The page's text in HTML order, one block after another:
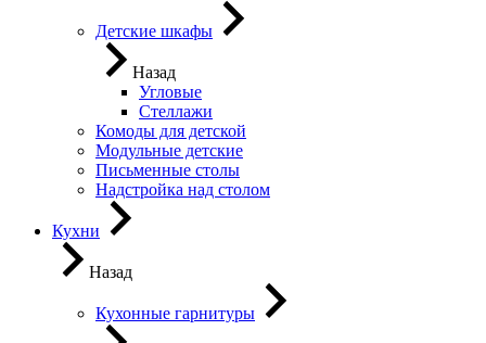
Детские шкафы
Назад
Угловые
Стеллажи
Комоды для детской
Модульные детские
Письменные столы
Надстройка над столом
Кухни
Назад
Кухонные гарнитуры